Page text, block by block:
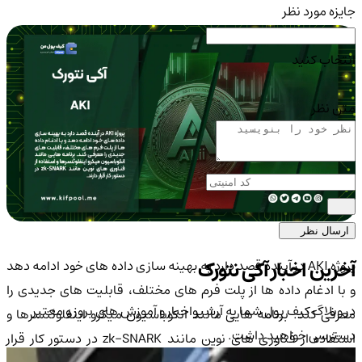
پروژه AKI در آینده قصد دارد به بهینه سازی داده های خود ادامه دهد
و با ادغام داده ها از پلت فرم های مختلف، قابلیت های جدیدی را
معرفی کند. برنامه هایی مانند انکوباسیون میکرو اینفلوئنسرها و
استفاده از فناوری های نوین مانند zk-SNARK در دستور کار قرار
جایزه مورد نظر
انتخاب کنید
متن نظر
ارسال نظر
آخرین اخبار آکی نتورک
در وبلاگ کیف پول شما به آرشیواخبار و آموزش های بروز و معتبر
دسترسی خواهید داشت.